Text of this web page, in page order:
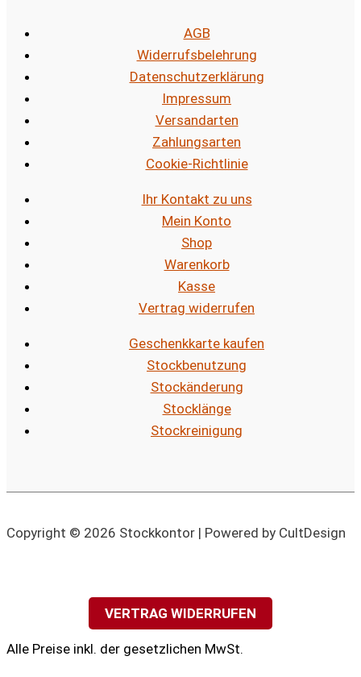
AGB
Widerrufsbelehrung
Datenschutzerklärung
Impressum
Versandarten
Zahlungsarten
Cookie-Richtlinie
Ihr Kontakt zu uns
Mein Konto
Shop
Warenkorb
Kasse
Vertrag widerrufen
Geschenkkarte kaufen
Stockbenutzung
Stockänderung
Stocklänge
Stockreinigung
Copyright © 2026 Stockkontor | Powered by CultDesign
VERTRAG WIDERRUFEN
Alle Preise inkl. der gesetzlichen MwSt.